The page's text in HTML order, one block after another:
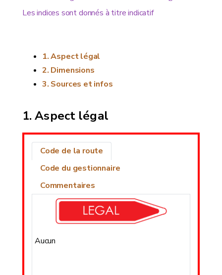
Les indices sont donnés à titre indicatif
Aspect légal
Dimensions
Sources et infos
Aspect légal
Code de la route
Code du gestionnaire
Commentaires
Aucun